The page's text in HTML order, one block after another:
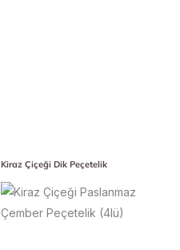
Kiraz Çiçeği Dik Peçetelik